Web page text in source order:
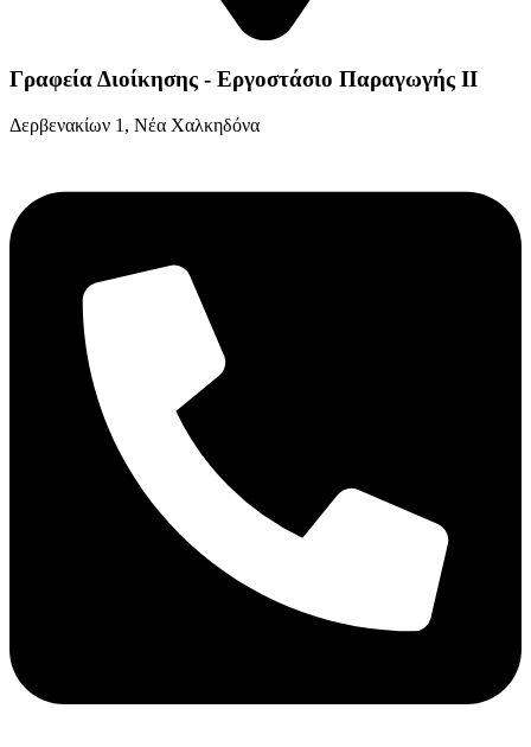
Γραφεία Διοίκησης - Εργοστάσιο Παραγωγής ΙΙ
Δερβενακίων 1, Νέα Χαλκηδόνα